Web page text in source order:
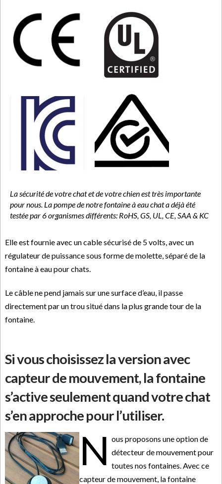
La sécurité de votre chat et de votre chien est très importante
pour nous. La pompe de notre fontaine à eau chat a déjà été
testée par 6 organismes différents: RoHS, GS, UL, CE, SAA & KC
Elle est fournie avec un cable sécurisé de 5 volts, avec un
régulateur de puissance sous forme de molette, séparé de la
fontaine à eau pour chats.
Le câble ne pend jamais sur une surface d’eau, il passe
directement par un trou situé dans la plus grande tour de la
fontaine.
Si vous choisissez la version avec
capteur de mouvement, la fontaine
s’active seulement quand votre chat
s’en approche pour l’utiliser.
N ous proposons une option de
détecteur de mouvement pour
toutes nos fontaines. Avec ce
capteur de mouvement, la fontaine